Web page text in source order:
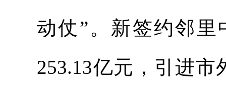
动仗”。新签约邻里
253.13亿元，引进